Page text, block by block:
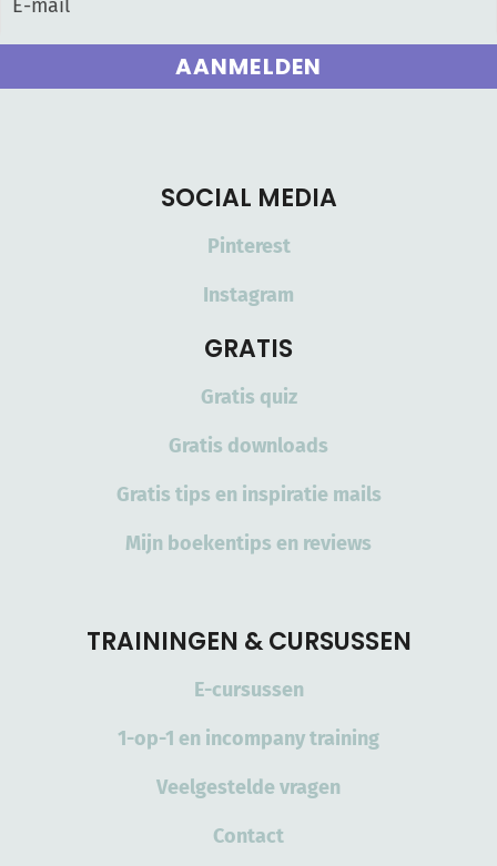
AANMELDEN
SOCIAL MEDIA
Pinterest
Instagram
GRATIS
Gratis quiz
Gratis downloads
Gratis tips en inspiratie mails
Mijn boekentips en reviews
TRAININGEN & CURSUSSEN
E-cursussen
1-op-1 en incompany training
Veelgestelde vragen
Contact